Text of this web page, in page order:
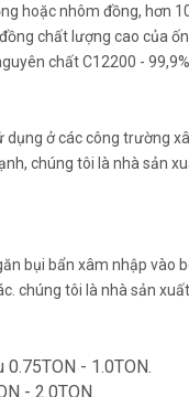
hoặc nhôm đồng, hơn
chất lượng cao của
chất C12200 -
ở các công trường
chúng tôi là nhà sản
bụi bẩn xâm nhập vào
chúng tôi là nhà sản
- 1.0TON.
- 2.0TON.